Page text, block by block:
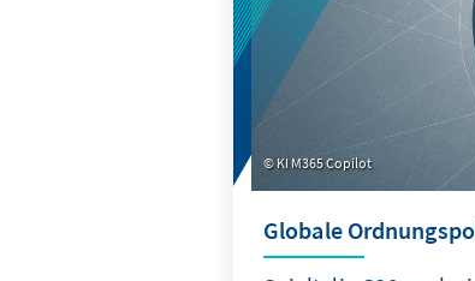
KI M365 Copilot
Globale